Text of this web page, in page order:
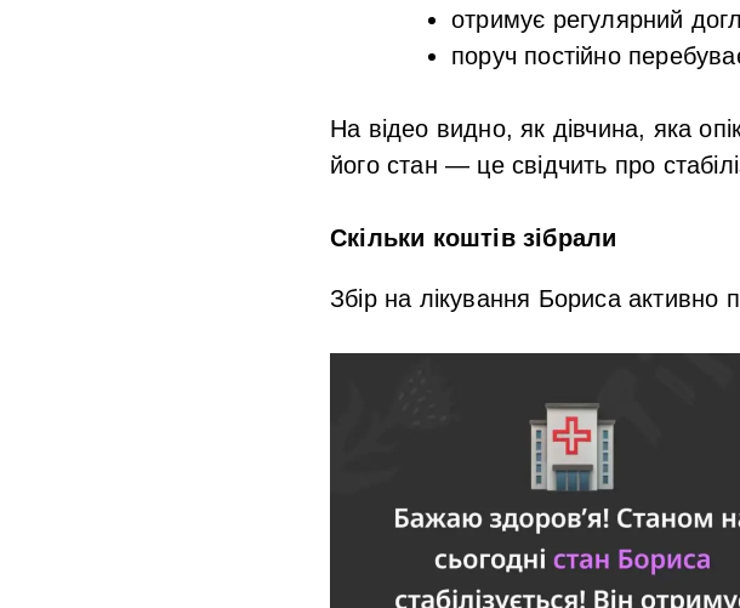
отримує регулярний
поруч постійно
На відео видно, як дівчина, яка
його стан — це свідчить про
Скільки коштів зібрали
Збір на лікування Бориса активно